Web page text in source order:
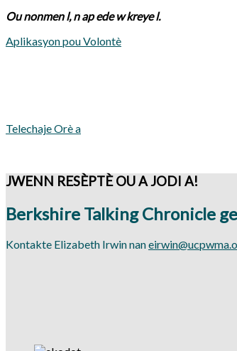
Ou nonmen l, n ap ede w kreye l.
Aplikasyon pou Volontè
Telechaje Orè a
JWENN RESÈPTÈ OU A JODI A!
Berkshire Talking Chronicle
Kontakte Elizabeth Irwin nan